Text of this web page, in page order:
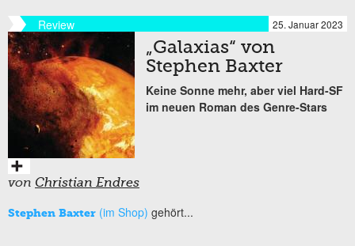
Review 25. Januar 2023
„Galaxias“ von
Stephen Baxter
Keine Sonne mehr, aber viel Hard-SF
im neuen Roman des Genre-Stars
von Christian Endres
Stephen Baxter (im Shop) gehört...